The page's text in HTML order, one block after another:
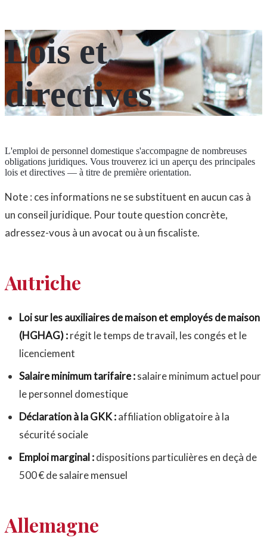
Lois et
directives
L'emploi de personnel domestique s'accompagne de nombreuses
obligations juridiques. Vous trouverez ici un aperçu des principales
lois et directives — à titre de première orientation.
Note : ces informations ne se substituent en aucun cas à
un conseil juridique. Pour toute question concrète,
adressez-vous à un avocat ou à un fiscaliste.
Autriche
Loi sur les auxiliaires de maison et employés de maison
(HGHAG) :régit le temps de travail, les congés et le
licenciement
Salaire minimum tarifaire :salaire minimum actuel pour
le personnel domestique
Déclaration à la GKK :affiliation obligatoire à la
sécurité sociale
Emploi marginal :dispositions particulières en deçà de
500 € de salaire mensuel
Allemagne